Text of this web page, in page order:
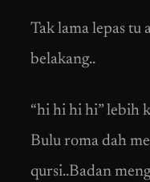
Tak lama lepas tu
belakang..
“hi hi hi hi” lebih
Bulu roma dah
qursi..Badan